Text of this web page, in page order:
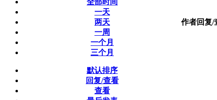
全部时间
一天
两天
一周
一个月
三个月
默认排序
回复/查看
查看
作者回复/